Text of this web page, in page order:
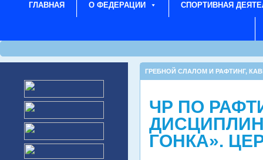
ГЛАВНАЯ О ФЕДЕРАЦИИ СПОРТИВНАЯ
ГРЕБНОЙ СЛАЛОМ И РАФТИНГ,
ЧР ПО
ГОНКА».